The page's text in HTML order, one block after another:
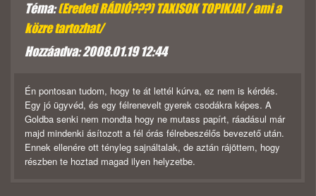
Téma:(Eredeti RÁDIÓ???) TAXISOK TOPIKJA! / ami a
közre tartozhat/
Hozzáadva: 2008.01.19 12:44
Én pontosan tudom, hogy te át lettél kúrva, ez nem is kérdés.
Egy jó ügyvéd, és egy félrenevelt gyerek csodákra képes. A
Goldba senki nem mondta hogy ne mutass papírt, ráadásul már
majd mindenki ásítozott a fél órás félrebeszélős bevezető után.
Ennek ellenére ott tényleg sajnáltalak, de aztán rájöttem, hogy
részben te hoztad magad ilyen helyzetbe.